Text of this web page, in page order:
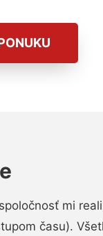
mi
času).